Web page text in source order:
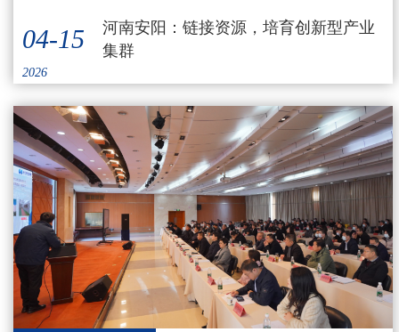
04-15
2026
河南安阳：链接资源，培育创新型产业
集群